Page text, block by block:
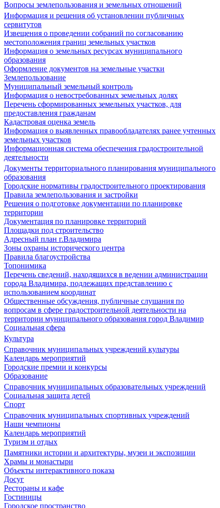
Вопросы землепользования и земельных отношений
Информация и решения об установлении публичных
сервитутов
Извещения о проведении собраний по согласованию
местоположения границ земельных участков
Информация о земельных ресурсах муниципального
образования
Оформление документов на земельные участки
Землепользование
Муниципальный земельный контроль
Информация о невостребованных земельных долях
Перечень сформированных земельных участков, для
предоставления гражданам
Кадастровая оценка земель
Информация о выявленных правообладателях ранее учтенных
земельных участков
Информационная система обеспечения градостроительной
деятельности
Документы территориального планирования муниципального
образования
Городские нормативы градостроительного проектирования
Правила землепользования и застройки
Решения о подготовке документации по планировке
территории
Документация по планировке территорий
Площадки под строительство
Адресный план г.Владимира
Зоны охраны исторического центра
Правила благоустройства
Топонимика
Перечень сведений, находящихся в ведении администрации
города Владимира, подлежащих представлению с
использованием координат
Общественные обсуждения, публичные слушания по
вопросам в сфере градостроительной деятельности на
территории муниципального образования город Владимир
Социальная сфера
Культура
Справочник муниципальных учреждений культуры
Календарь мероприятий
Городские премии и конкурсы
Образование
Справочник муниципальных образовательных учреждений
Социальная защита детей
Спорт
Справочник муниципальных спортивных учреждений
Наши чемпионы
Календарь мероприятий
Туризм и отдых
Памятники истории и архитектуры, музеи и экспозиции
Храмы и монастыри
Объекты интерактивного показа
Досуг
Рестораны и кафе
Гостиницы
Городское пространство